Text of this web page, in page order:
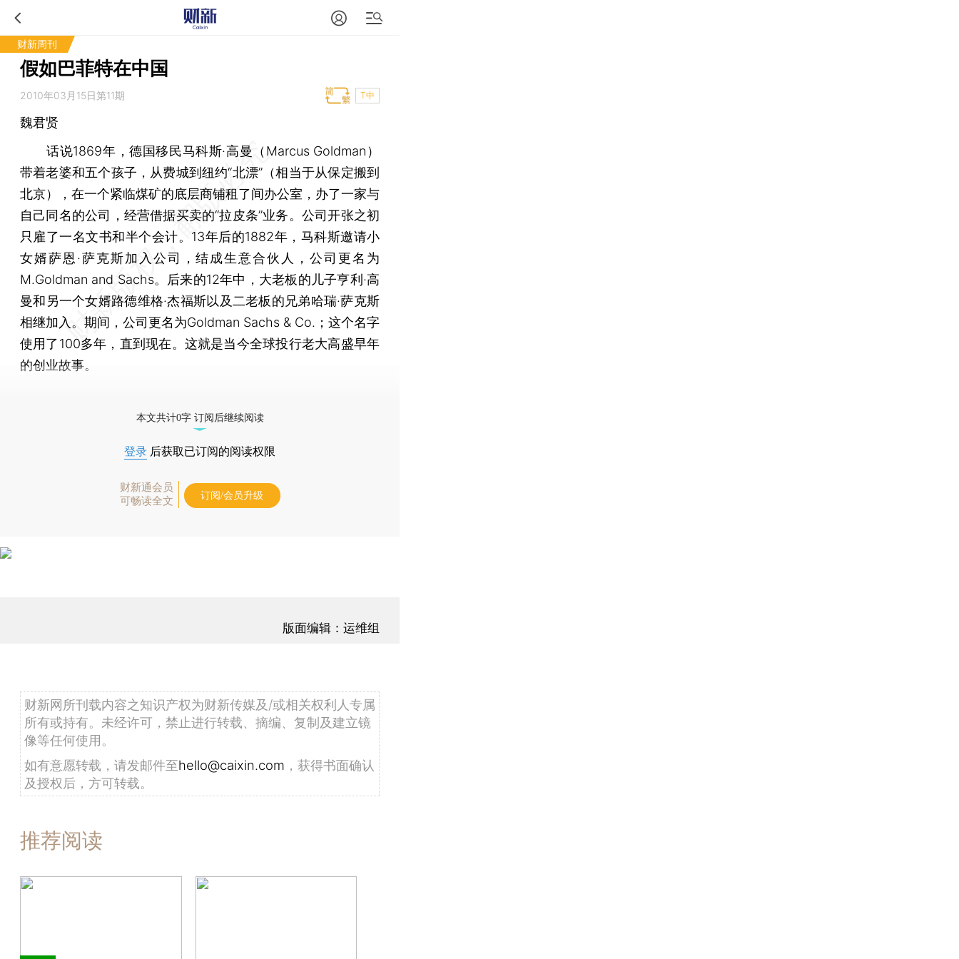
财新周刊
假如巴菲特在中国
2010年03月15日第11期 T中
魏君贤
话说1869年，德国移民马科斯·高曼（Marcus Goldman）
带着老婆和五个孩子，从费城到纽约“北漂”（相当于从保定搬到
北京），在一个紧临煤矿的底层商铺租了间办公室，办了一家与
自己同名的公司，经营借据买卖的“拉皮条”业务。公司开张之初
只雇了一名文书和半个会计。13年后的1882年，马科斯邀请小
女婿萨恩·萨克斯加入公司，结成生意合伙人，公司更名为
M.Goldman and Sachs。后来的12年中，大老板的儿子亨利·高
曼和另一个女婿路德维格·杰福斯以及二老板的兄弟哈瑞·萨克斯
相继加入。期间，公司更名为Goldman Sachs & Co.；这个名字
使用了100多年，直到现在。这就是当今全球投行老大高盛早年
的创业故事。
本文共计0字 订阅后继续阅读
登录 后获取已订阅的阅读权限
财新通会员
可畅读全文
订阅/会员升级
版面编辑：运维组
财新网所刊载内容之知识产权为财新传媒及/或相关权利人专属
所有或持有。未经许可，禁止进行转载、摘编、复制及建立镜
像等任何使用。
如有意愿转载，请发邮件至hello@caixin.com ，获得书面确认
及授权后，方可转载。
推荐阅读